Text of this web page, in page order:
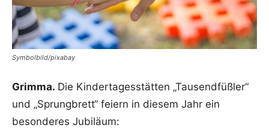
Symbolbild/pixabay
Grimma. Die Kindertagesstätten „Tausendfüßler“
und „Sprungbrett“ feiern in diesem Jahr ein
besonderes Jubiläum: